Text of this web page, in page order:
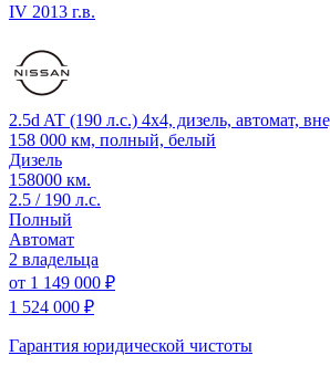
IV 2013 г.в.
2.5d AT (190 л.с.) 4x4, дизель, автомат,
158 000 км, полный, белый
Дизель
158000 км.
2.5 / 190 л.с.
Полный
Автомат
2 владельца
от 1 149 000 ₽
1 524 000 ₽
Гарантия юридической чистоты